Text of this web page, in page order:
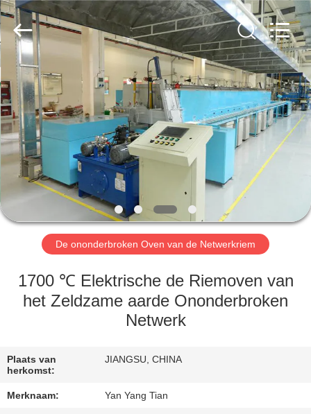
HUIS
PRODUCTEN
VIDEO'S
OVER
ONS
FABRIEKSTOCHT
KWALITEITSCONTROLE
NIEUWS
GEVALLEN
Sunny
Furnace
Co.,
Ltd.
All
Rights
Reserved.
De ononderbroken Oven van de Netwerkriem
1700 ℃ Elektrische de Riemoven van
het Zeldzame aarde Ononderbroken
Netwerk
Plaats van
herkomst:
JIANGSU, CHINA
Merknaam: Yan Yang Tian